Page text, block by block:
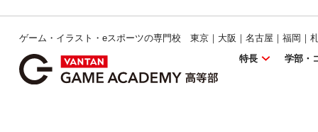
ゲーム・イラスト・eスポーツの専門校 東京｜大阪｜名古屋｜福岡｜
特長
学部・